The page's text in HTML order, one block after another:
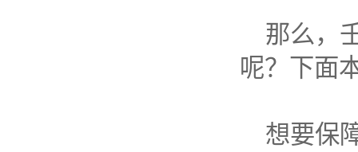
那么，
呢？下面
想要保